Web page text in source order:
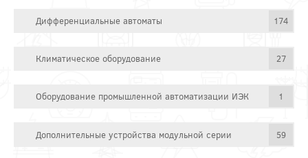
Дифференциальные автоматы 174
Климатическое оборудование 27
Оборудование промышленной автоматизации ИЭК 1
Дополнительные устройства модульной серии 59